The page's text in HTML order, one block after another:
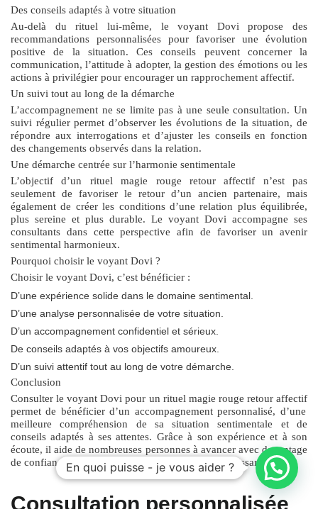
Des conseils adaptés à votre situation
Au-delà du rituel lui-même, le voyant Dovi propose des
recommandations personnalisées pour favoriser une évolution
positive de la situation. Ces conseils peuvent concerner la
communication, l’attitude à adopter, la gestion des émotions ou les
actions à privilégier pour encourager un rapprochement affectif.
Un suivi tout au long de la démarche
L’accompagnement ne se limite pas à une seule consultation. Un
suivi régulier permet d’observer les évolutions de la situation, de
répondre aux interrogations et d’ajuster les conseils en fonction
des changements observés dans la relation.
Une démarche centrée sur l’harmonie sentimentale
L’objectif d’un rituel magie rouge retour affectif n’est pas
seulement de favoriser le retour d’un ancien partenaire, mais
également de créer les conditions d’une relation plus équilibrée,
plus sereine et plus durable. Le voyant Dovi accompagne ses
consultants dans cette perspective afin de favoriser un avenir
sentimental harmonieux.
Pourquoi choisir le voyant Dovi ?
Choisir le voyant Dovi, c’est bénéficier :
D’une expérience solide dans le domaine sentimental.
D’une analyse personnalisée de votre situation.
D’un accompagnement confidentiel et sérieux.
De conseils adaptés à vos objectifs amoureux.
D’un suivi attentif tout au long de votre démarche.
Conclusion
Consulter le voyant Dovi pour un rituel magie rouge retour affectif
permet de bénéficier d’un accompagnement personnalisé, d’une
meilleure compréhension de sa situation sentimentale et de
conseils adaptés à ses attentes. Grâce à son expérience et à son
écoute, il aide de nombreuses personnes à avancer avec davantage
de confiance vers un avenir amoureux plus épanouissant.
Consultation personnalisée
En quoi puisse - je vous aider ?